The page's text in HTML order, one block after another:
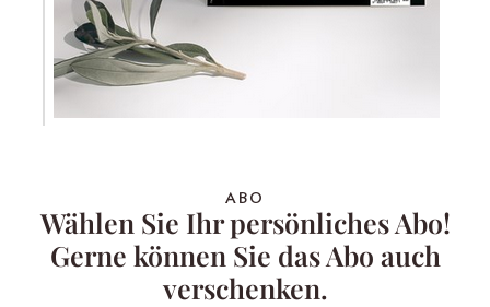
ABO
Wählen Sie Ihr persönliches Abo!
Gerne können Sie das Abo auch
verschenken.